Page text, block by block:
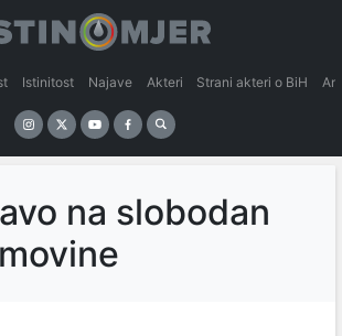
Istinitost Najave Akteri Strani akteri o BiH
na slobodan